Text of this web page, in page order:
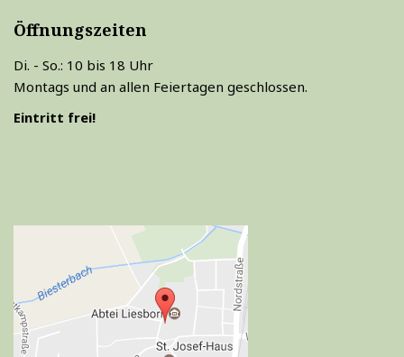
Öffnungszeiten
Di. - So.: 10 bis 18 Uhr
Montags und an allen Feiertagen geschlossen.
Eintritt frei!